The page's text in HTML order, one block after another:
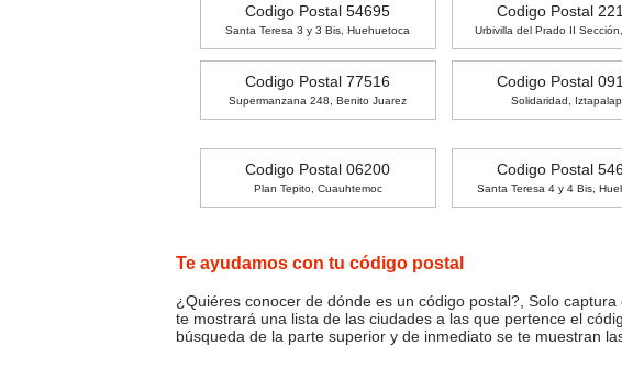
Codigo Postal 54695
Santa Teresa 3 y 3 Bis, Huehuetoca
Codigo Postal
Urbivilla del Prado II
Codigo Postal 77516
Supermanzana 248, Benito Juarez
Codigo Postal
Solidaridad,
Codigo Postal 06200
Plan Tepito, Cuauhtemoc
Codigo Postal
Santa Teresa 4 y 4 Bis,
Te ayudamos con tu código postal
¿Quiéres conocer de dónde es un código postal?, Solo
te mostrará una lista de las ciudades a las que pertence el
búsqueda de la parte superior y de inmediato se te muestran